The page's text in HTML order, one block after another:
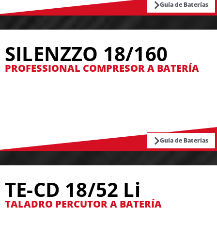
Guía de Baterías
SILENZZO 18/160
PROFESSIONAL COMPRESOR A BATERÍA
Guía de Baterías
TE-CD 18/52 Li
TALADRO PERCUTOR A BATERÍA